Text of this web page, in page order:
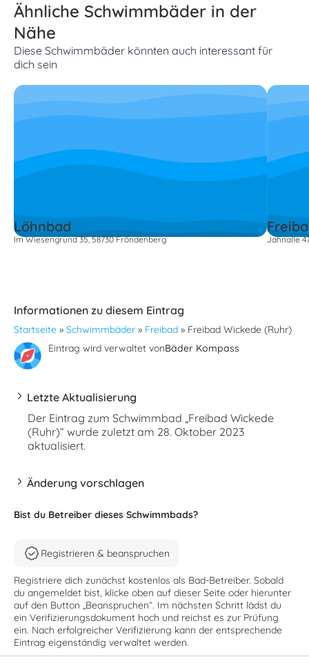
Ähnliche Schwimmbäder in der
Nähe
Diese Schwimmbäder könnten auch interessant für
dich sein
Löhnbad
Im Wiesengrund 35, 58730 Fröndenberg Jahnalle
Informationen zu diesem Eintrag
Startseite » Schwimmbäder » Freibad » Freibad Wickede (Ruhr)
Eintrag wird verwaltet vonBäder Kompass
Letzte Aktualisierung
Der Eintrag zum Schwimmbad „Freibad Wickede
(Ruhr)“ wurde zuletzt am 28. Oktober 2023
aktualisiert.
Änderung vorschlagen
Bist du Betreiber dieses Schwimmbads?
Registrieren & beanspruchen
Registriere dich zunächst kostenlos als Bad-Betreiber. Sobald
du angemeldet bist, klicke oben auf dieser Seite oder hierunter
auf den Button „Beanspruchen“. Im nächsten Schritt lädst du
ein Verifizierungsdokument hoch und reichst es zur Prüfung
ein. Nach erfolgreicher Verifizierung kann der entsprechende
Eintrag eigenständig verwaltet werden.